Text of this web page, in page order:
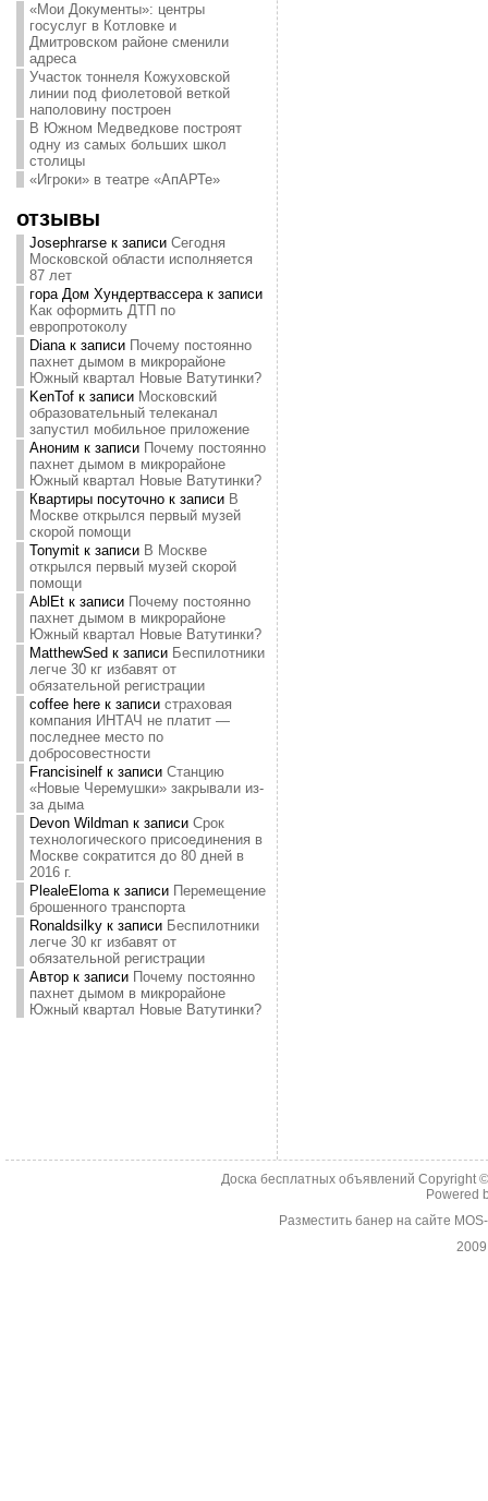
«Мои Документы»: центры
госуслуг в Котловке и
Дмитровском районе сменили
адреса
Участок тоннеля Кожуховской
линии под фиолетовой веткой
наполовину построен
В Южном Медведкове построят
одну из самых больших школ
столицы
«Игроки» в театре «АпАРТе»
отзывы
Josephrarseк записи Сегодня
Московской области исполняется
87 лет
гора Дом Хундертвассерак записи
Как оформить ДТП по
европротоколу
Dianaк записи Почему постоянно
пахнет дымом в микрорайоне
Южный квартал Новые Ватутинки?
KenTofк записи Московский
образовательный телеканал
запустил мобильное приложение
Аноним к записи Почему постоянно
пахнет дымом в микрорайоне
Южный квартал Новые Ватутинки?
Квартиры посуточнок записи В
Москве открылся первый музей
скорой помощи
Tonymitк записи В Москве
открылся первый музей скорой
помощи
AblEtк записи Почему постоянно
пахнет дымом в микрорайоне
Южный квартал Новые Ватутинки?
MatthewSed к записи Беспилотники
легче 30 кг избавят от
обязательной регистрации
coffee hereк записи страховая
компания ИНТАЧ не платит —
последнее место по
добросовестности
Francisinelfк записи Станцию
«Новые Черемушки» закрывали из-
за дыма
Devon Wildmanк записи Срок
технологического присоединения в
Москве сократится до 80 дней в
2016 г.
PlealeElomaк записи Перемещение
брошенного транспорта
Ronaldsilkyк записи Беспилотники
легче 30 кг избавят от
обязательной регистрации
Авторк записи Почему постоянно
пахнет дымом в микрорайоне
Южный квартал Новые Ватутинки?
Доска бесплатных объявлений Copyright
Powered
Разместить банер на сайте